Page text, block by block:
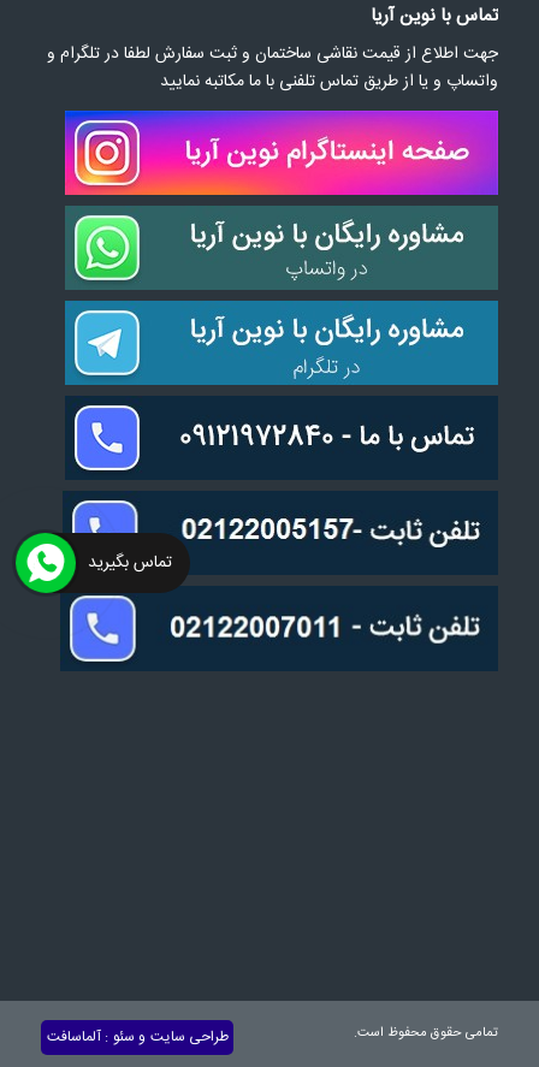
تماس با نوین آریا
جهت اطلاع از قیمت نقاشی ساختمان و ثبت سفارش لطفا در تلگرام و
واتساپ و یا از طریق تماس تلفنی با ما مکاتبه نمایید
تمامی حقوق محفوظ است. طراحی سایت و سئو :آلماسافت
تماس بگیرید